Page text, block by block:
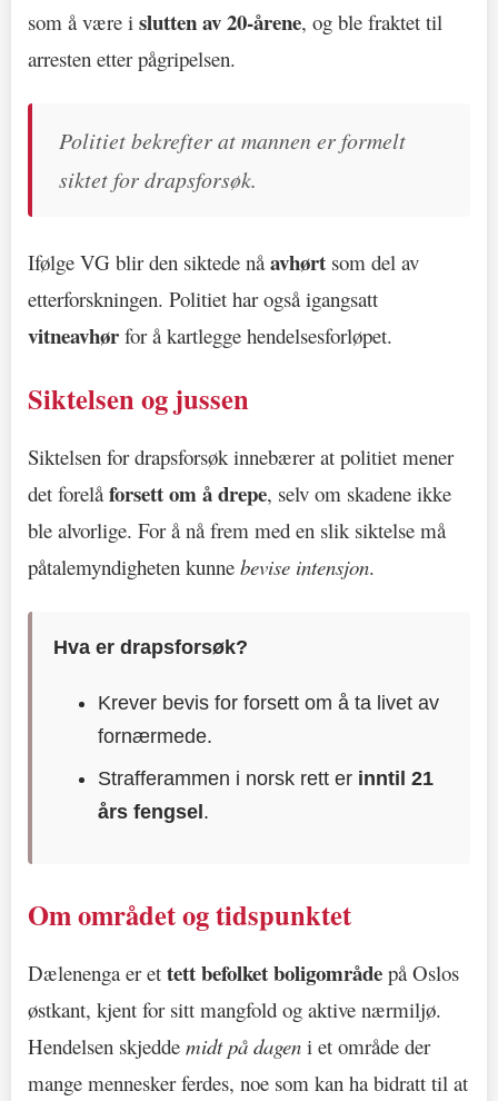
som å være i slutten av 20-årene, og ble fraktet til
arresten etter pågripelsen.
Politiet bekrefter at mannen er formelt
siktet for drapsforsøk.
Ifølge VG blir den siktede nåavhørt som del av
etterforskningen. Politiet har også igangsatt
vitneavhør for å kartlegge hendelsesforløpet.
Siktelsen og jussen
Siktelsen for drapsforsøk innebærer at politiet mener
det forelåforsett om å drepe, selv om skadene ikke
ble alvorlige. For å nå frem med en slik siktelse må
påtalemyndigheten kunne bevise intensjon.
Hva er drapsforsøk?
Krever bevis for forsett om å ta livet av
fornærmede.
Strafferammen i norsk rett er inntil 21
års fengsel .
Om området og tidspunktet
Dælenenga er et tett befolket boligområde på Oslos
østkant, kjent for sitt mangfold og aktive nærmiljø.
Hendelsen skjedde midt på dagen i et område der
mange mennesker ferdes, noe som kan ha bidratt til at